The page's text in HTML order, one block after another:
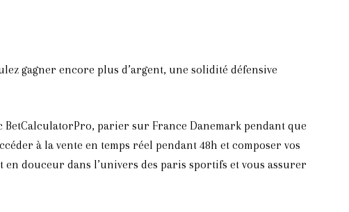
gagner encore plus d’argent, une solidité défensive
parier sur France Danemark pendant que
à la vente en temps réel pendant 48h et composer vos
douceur dans l’univers des paris sportifs et vous assurer